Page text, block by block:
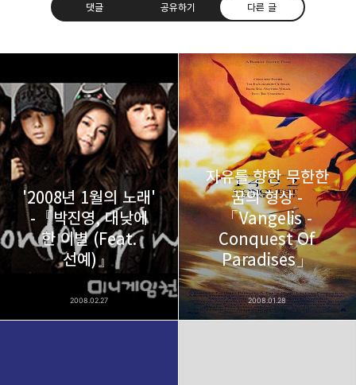
댓글 공유하기 다른 글
thebravepost.com
bravesjb@gmail.com, South Korea, Since 2004
구독하기
구독하기 카카오톡 라인 트위터
카카오스토리 밴드 네이버 블로그
'2008년 1월의 노래'
-『박진영, 대낮에
한 이별 (Feat.
선예)』
2008.02.27
자유를 향한 무한한
꿈의 형상 -
「Vangelis -
Conquest Of
Paradises」
2008.01.28